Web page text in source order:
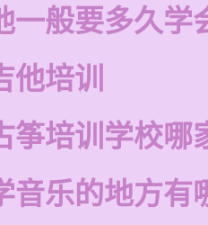
一般要多久学
他培训
筝培训学校哪
音乐的地方有